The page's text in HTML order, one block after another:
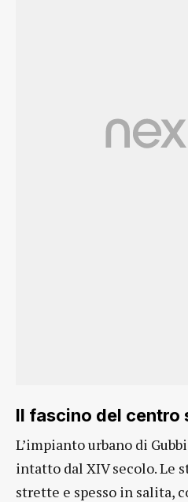
Il fascino del centro
L’impianto urbano di
intatto dal XIV secolo. Le
strette e spesso in salita,